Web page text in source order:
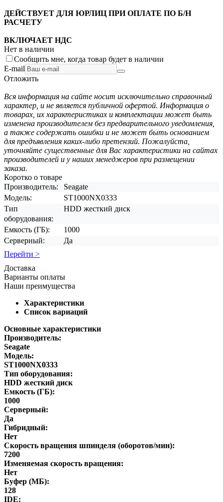
ДЕЙСТВУЕТ ДЛЯ ЮРЛИЦ ПРИ ОПЛАТЕ ПО Б/Н
РАСЧЕТУ
ВКЛЮЧАЕТ НДС
Нет в наличии
Сообщить мне, когда товар будет в наличии
E-mail
Отложить
Вся информация на сайте носит исключительно справочный
характер, и не является публичной офертой. Информация о
товарах, их характеристиках и комплектации может быть
изменена производителем без предварительного уведомления,
а также содержать ошибки и не может быть основанием
для предъявления каких-либо претензий. Пожалуйста,
уточняйте существенные для Вас характеристики на сайтах
производителей и у наших менеджеров при размещении
заказа.
Коротко о товаре
Производитель:
Seagate
Модель:
ST1000NX0333
Тип
оборудования:
HDD жесткий диск
Емкость (ГБ):
1000
Серверный:
Да
Перейти >
Доставка
Варианты оплаты
Наши преимущества
Характеристики
Список вариаций
Основные характеристики
Производитель:
Seagate
Модель:
ST1000NX0333
Тип оборудования:
HDD жесткий диск
Емкость (ГБ):
1000
Серверный:
Да
Гибридный:
Нет
Скорость вращения шпинделя (оборотов/мин):
7200
Изменяемая скорость вращения:
Нет
Буфер (МБ):
128
IDE: